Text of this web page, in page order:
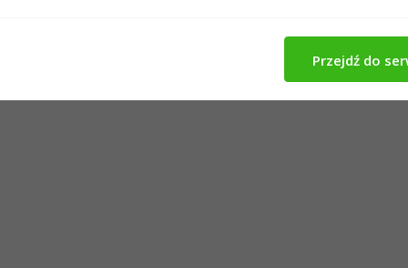
Przejdź do